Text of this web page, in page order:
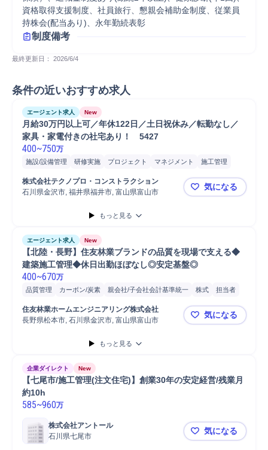
資格取得支援制度、社員旅行、懇親会補助金制度、従業員
持株会(配当あり)、永年勤続表彰
制度備考
最終更新日： 2026/6/4
条件の近いおすすめ求人
エージェント求人 New
月給30万円以上可／年休122日／土日祝休み／転勤なし／
家具・家電付きの社宅あり！　5427
400~750万
施設/設備管理 研修実施 プロジェクト マネジメント 施工管理
株式会社テクノプロ・コンストラクション
石川県金沢市, 福井県福井市, 富山県富山市
月給30万円
気になる
もっと見る
エージェント求人 New
【北陸・長野】住友林業ブランドの品質を現場で支える◆
建築施工管理◆休日出勤ほぼなし◎安定基盤◎
400~670万
品質管理 カーボン/炭素 親会社/子会社会計基準統一 株式
担当者
点検
施工管理 検査機器調整/検査 安全管理
基礎工事
コンプライアンス 立会い Microsoft Excel
Microsoft Word
自動車 普通自動車
住友林業ホームエンジニアリング株式会社
長野県松本市, 石川県金沢市, 富山県富山市
【北陸・長
気になる
もっと見る
企業ダイレクト New
【七尾市/施工管理(注文住宅)】創業30年の安定経営/残業月
約10h
585~960万
株式会社アントール
石川県七尾市
【七尾市/施
気になる